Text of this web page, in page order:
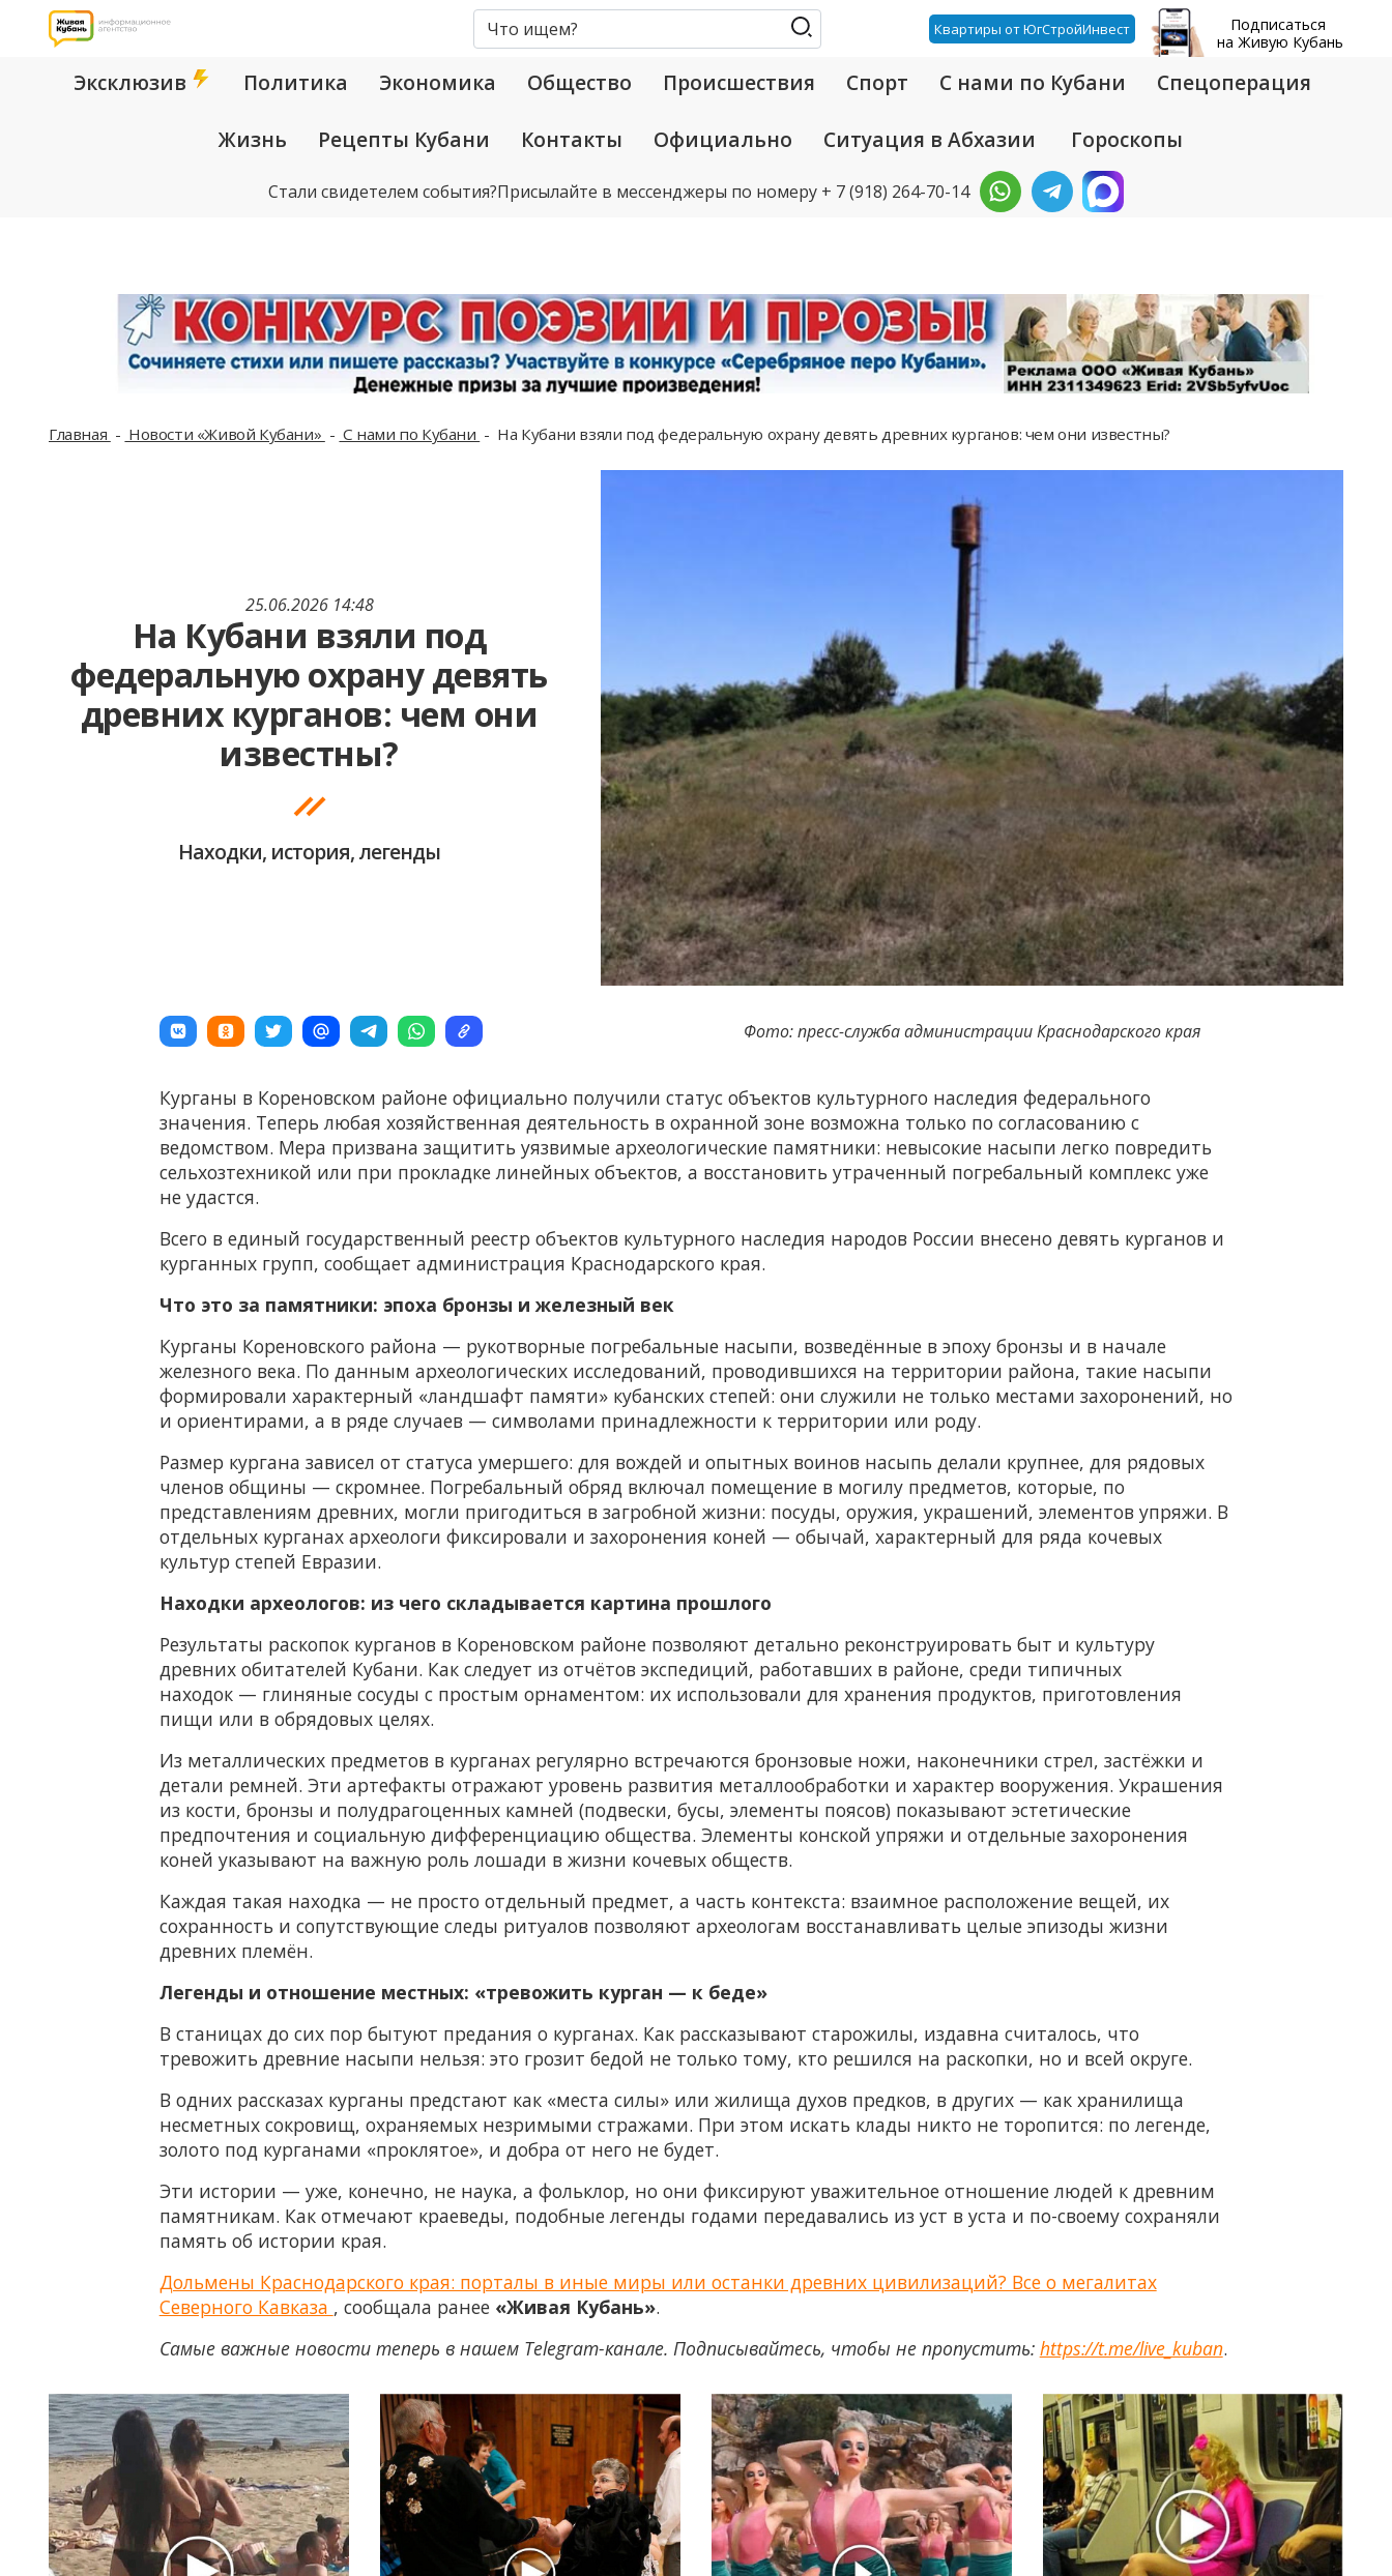
Квартиры от ЮгСтройИнвест
Подписаться
на Живую Кубань
Эксклюзив Политика Экономика Общество Происшествия Спорт С нами по Кубани Спецоперация
Жизнь Рецепты Кубани Контакты Официально Ситуация в Абхазии Гороскопы
Стали свидетелем события?Присылайте в мессенджеры по номеру + 7 (918) 264-70-14
Главная Новости «Живой Кубани» С нами по Кубани На Кубани взяли под федеральную охрану девять древних курганов: чем они известны?
25.06.2026 14:48
На Кубани взяли под
федеральную охрану девять
древних курганов: чем они
известны?
Находки, история, легенды
Фото: пресс-служба администрации Краснодарского края
Курганы в Кореновском районе официально получили статус объектов культурного наследия федерального
значения. Теперь любая хозяйственная деятельность в охранной зоне возможна только по согласованию с
ведомством. Мера призвана защитить уязвимые археологические памятники: невысокие насыпи легко повредить
сельхозтехникой или при прокладке линейных объектов, а восстановить утраченный погребальный комплекс уже
не удастся.
Всего в единый государственный реестр объектов культурного наследия народов России внесено девять курганов и
курганных групп, сообщает администрация Краснодарского края.
Что это за памятники: эпоха бронзы и железный век
Курганы Кореновского района — рукотворные погребальные насыпи, возведённые в эпоху бронзы и в начале
железного века. По данным археологических исследований, проводившихся на территории района, такие насыпи
формировали характерный «ландшафт памяти» кубанских степей: они служили не только местами захоронений, но
и ориентирами, а в ряде случаев — символами принадлежности к территории или роду.
Размер кургана зависел от статуса умершего: для вождей и опытных воинов насыпь делали крупнее, для рядовых
членов общины — скромнее. Погребальный обряд включал помещение в могилу предметов, которые, по
представлениям древних, могли пригодиться в загробной жизни: посуды, оружия, украшений, элементов упряжи. В
отдельных курганах археологи фиксировали и захоронения коней — обычай, характерный для ряда кочевых
культур степей Евразии.
Находки археологов: из чего складывается картина прошлого
Результаты раскопок курганов в Кореновском районе позволяют детально реконструировать быт и культуру
древних обитателей Кубани. Как следует из отчётов экспедиций, работавших в районе, среди типичных
находок — глиняные сосуды с простым орнаментом: их использовали для хранения продуктов, приготовления
пищи или в обрядовых целях.
Из металлических предметов в курганах регулярно встречаются бронзовые ножи, наконечники стрел, застёжки и
детали ремней. Эти артефакты отражают уровень развития металлообработки и характер вооружения. Украшения
из кости, бронзы и полудрагоценных камней (подвески, бусы, элементы поясов) показывают эстетические
предпочтения и социальную дифференциацию общества. Элементы конской упряжи и отдельные захоронения
коней указывают на важную роль лошади в жизни кочевых обществ.
Каждая такая находка — не просто отдельный предмет, а часть контекста: взаимное расположение вещей, их
сохранность и сопутствующие следы ритуалов позволяют археологам восстанавливать целые эпизоды жизни
древних племён.
Легенды и отношение местных: «тревожить курган — к беде»
В станицах до сих пор бытуют предания о курганах. Как рассказывают старожилы, издавна считалось, что
тревожить древние насыпи нельзя: это грозит бедой не только тому, кто решился на раскопки, но и всей округе.
В одних рассказах курганы предстают как «места силы» или жилища духов предков, в других — как хранилища
несметных сокровищ, охраняемых незримыми стражами. При этом искать клады никто не торопится: по легенде,
золото под курганами «проклятое», и добра от него не будет.
Эти истории — уже, конечно, не наука, а фольклор, но они фиксируют уважительное отношение людей к древним
памятникам. Как отмечают краеведы, подобные легенды годами передавались из уст в уста и по-своему сохраняли
память об истории края.
Дольмены Краснодарского края: порталы в иные миры или останки древних цивилизаций? Все о мегалитах
Северного Кавказа , сообщала ранее «Живая Кубань».
Самые важные новости теперь в нашем Telegram-канале. Подписывайтесь, чтобы не пропустить: https://t.me/live_kuban.